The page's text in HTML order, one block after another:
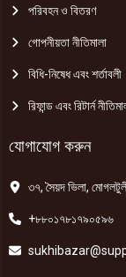
পরিবহন ও বিতরণ
গোপনীয়তা নীতিমালা
বিধি-নিষেধ এবং শর্তাবলী
রিফান্ড এবং রিটার্ন
যোগাযোগ করুন
৩৭, সৈয়দ ভিলা,
+৮৮০১৭৮১৭৯০৫৯৬